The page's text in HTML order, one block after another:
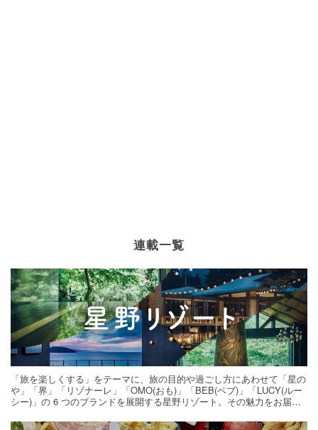
連載一覧
「旅を楽しくする」をテーマに、旅の目的や過ごし方にあわせて「星の
や」「界」「リゾナーレ」「OMO(おも)」「BEB(ベブ)」「LUCY(ルー
シー)」の 6 つのブランドを展開する星野リゾート。その魅力をお届け